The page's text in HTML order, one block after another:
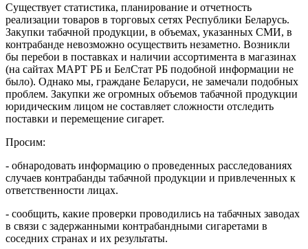
Существует статистика, планирование и отчетность
реализации товаров в торговых сетях Республики Беларусь.
Закупки табачной продукции, в объемах, указанных СМИ, в
контрабанде невозможно осуществить незаметно. Возникли
бы перебои в поставках и наличии ассортимента в магазинах
(на сайтах МАРТ РБ и БелСтат РБ подобной информации не
было). Однако мы, граждане Беларуси, не замечали подобных
проблем. Закупки же огромных объемов табачной продукции
юридическим лицом не составляет сложности отследить
поставки и перемещение сигарет.
Просим:
- обнародовать информацию о проведенных расследованиях
случаев контрабанды табачной продукции и привлеченных к
ответственности лицах.
- сообщить, какие проверки проводились на табачных заводах
в связи с задержанными контрабандными сигаретами в
соседних странах и их результаты.